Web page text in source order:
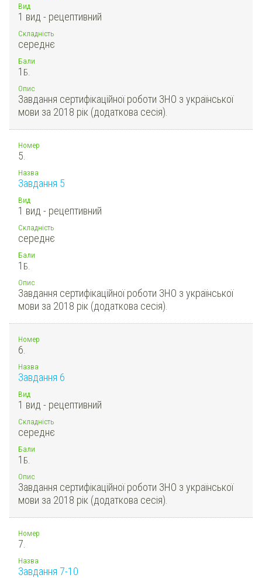
Вид
1 вид - рецептивний
Складність
середнє
Бали
1 Б.
Опис
Завдання сертифікаційної роботи ЗНО з української
мови за 2018 рік (додаткова сесія).
Номер
5.
Назва
Завдання 5
Вид
1 вид - рецептивний
Складність
середнє
Бали
1 Б.
Опис
Завдання сертифікаційної роботи ЗНО з української
мови за 2018 рік (додаткова сесія).
Номер
6.
Назва
Завдання 6
Вид
1 вид - рецептивний
Складність
середнє
Бали
1 Б.
Опис
Завдання сертифікаційної роботи ЗНО з української
мови за 2018 рік (додаткова сесія).
Номер
7.
Назва
Завдання 7-10